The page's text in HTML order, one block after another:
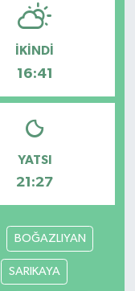
İKINDI
16:41
YATSI
21:27
BOĞAZLIYAN
SARIKAYA